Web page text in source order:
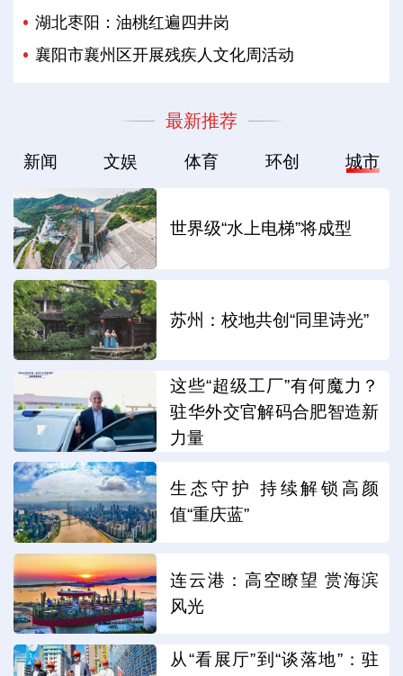
湖北枣阳：油桃红遍四井岗
襄阳市襄州区开展残疾人文化周活动
最新推荐
新闻 文娱 体育 环创 城市
世界级“水上电梯”将成型
苏州：校地共创“同里诗光”
这些“超级工厂”有何魔力？
驻华外交官解码合肥智造新
力量
生态守护 持续解锁高颜
值“重庆蓝”
连云港：高空瞭望 赏海滨
风光
从“看展厅”到“谈落地”：驻